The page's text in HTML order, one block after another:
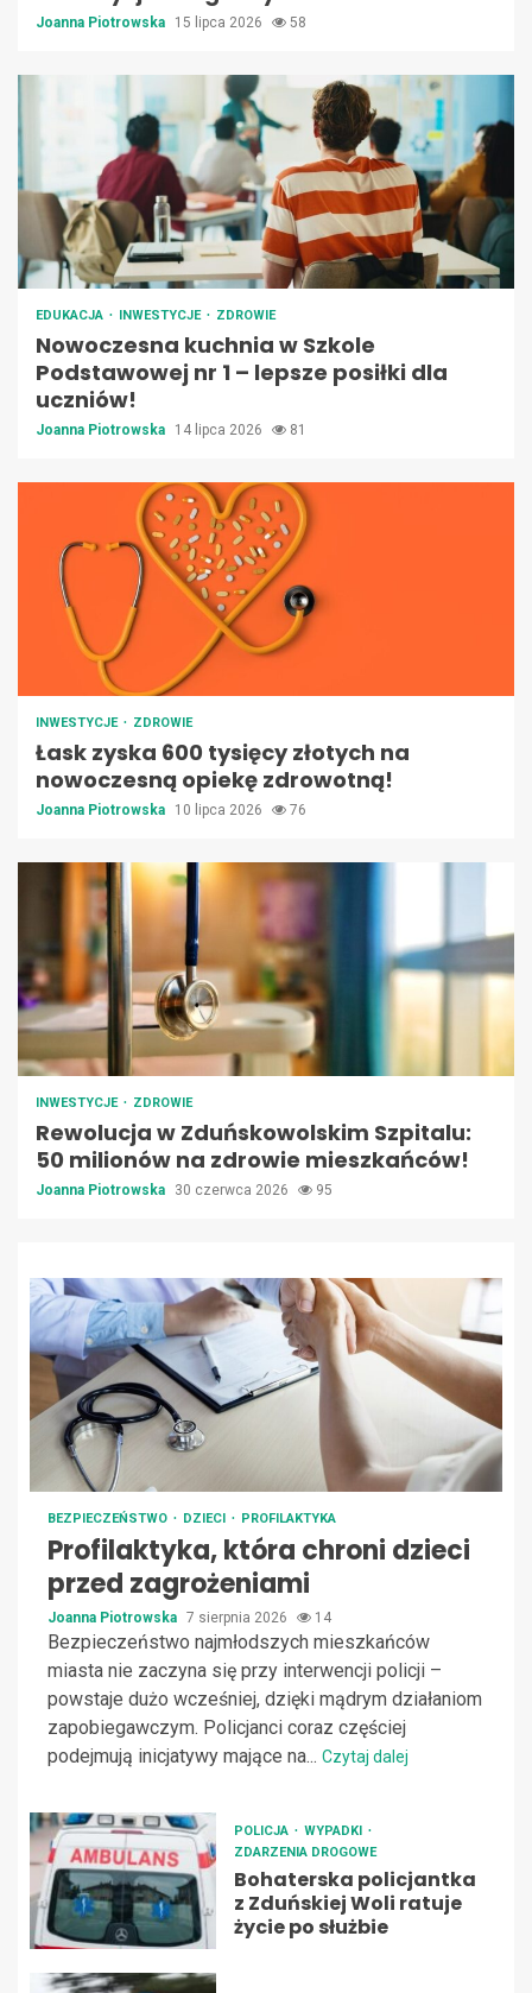
Joanna Piotrowska 15 lipca 2026 58
EDUKACJA INWESTYCJE ZDROWIE
Nowoczesna kuchnia w Szkole
Podstawowej nr 1 – lepsze posiłki dla
uczniów!
Joanna Piotrowska 14 lipca 2026 81
INWESTYCJE ZDROWIE
Łask zyska 600 tysięcy złotych na
nowoczesną opiekę zdrowotną!
Joanna Piotrowska 10 lipca 2026 76
INWESTYCJE ZDROWIE
Rewolucja w Zduńskowolskim Szpitalu:
50 milionów na zdrowie mieszkańców!
Joanna Piotrowska 30 czerwca 2026 95
BEZPIECZEŃSTWO DZIECI PROFILAKTYKA
Profilaktyka, która chroni dzieci
przed zagrożeniami
Joanna Piotrowska 7 sierpnia 2026 14
Bezpieczeństwo najmłodszych mieszkańców
miasta nie zaczyna się przy interwencji policji –
powstaje dużo wcześniej, dzięki mądrym działaniom
zapobiegawczym. Policjanci coraz częściej
podejmują inicjatywy mające na... Czytaj dalej
POLICJA
WYPADKI
ZDARZENIA DROGOWE
Bohaterska policjantka
z Zduńskiej Woli ratuje
życie po służbie